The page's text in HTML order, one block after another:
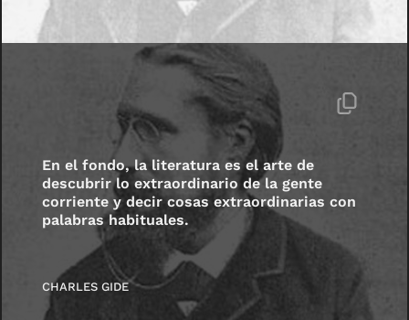
En el fondo, la literatura es el arte de
descubrir lo extraordinario de la gente
corriente y decir cosas extraordinarias con
palabras habituales.
CHARLES GIDE